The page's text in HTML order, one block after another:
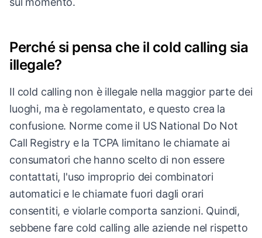
Perché si pensa che il cold calling sia
illegale?
Il cold calling non è illegale nella maggior parte dei
luoghi, ma è regolamentato, e questo crea la
confusione. Norme come il US National Do Not
Call Registry e la TCPA limitano le chiamate ai
consumatori che hanno scelto di non essere
contattati, l'uso improprio dei combinatori
automatici e le chiamate fuori dagli orari
consentiti, e violarle comporta sanzioni. Quindi,
sebbene fare cold calling alle aziende nel rispetto